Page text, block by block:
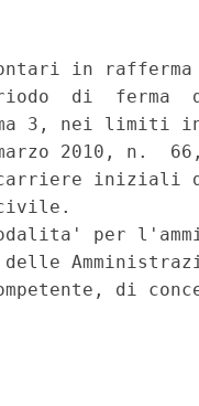
in
di  ferma
3, nei
2010, n.
carriere
civile.
per
di